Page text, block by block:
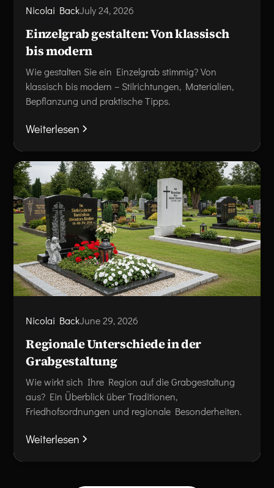
Nicolai BackJuly 24, 2026
Einzelgrab gestalten: Von klassisch
bis modern
Wie gestalten Sie ein Einzelgrab stimmig? Von
klassisch bis modern – Stilrichtungen, Materialien,
Bepflanzung und praktische Tipps.
Weiterlesen
Nicolai BackJune 29, 2026
Regionale Unterschiede in der
Grabgestaltung
Wie wirkt sich Ihre Region auf die Grabgestaltung
aus? Ein Überblick über Traditionen,
Friedhofsordnungen und regionale Besonderheiten.
Weiterlesen